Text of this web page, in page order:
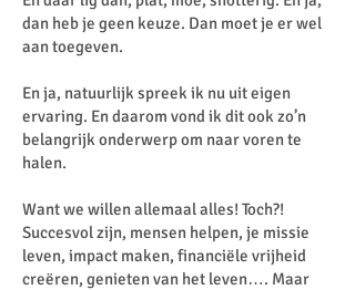
dan heb je geen keuze. Dan moet je er wel
aan toegeven.
En ja, natuurlijk spreek ik nu uit eigen
ervaring. En daarom vond ik dit ook zo’n
belangrijk onderwerp om naar voren te
halen.
Want we willen allemaal alles! Toch?!
Succesvol zijn, mensen helpen, je missie
leven, impact maken, financiële vrijheid
creëren, genieten van het leven…. Maar